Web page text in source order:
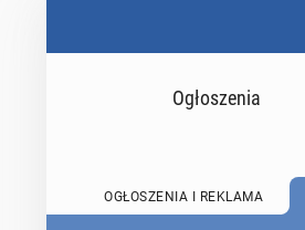
Ogłoszenia
OGŁOSZENIA I REKLAMA